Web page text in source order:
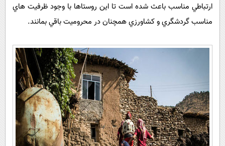
سلامت
محیط زیست
سفر و تفریح
سیاست خارجی
فرهنگ و هنر
علم و دانش
فناوری و It
علمی
اخبار کریپتو
قرآن
گوناگون
سرگرمی
باشگاه مغز
مجله تصویری سلاح
فیلم
اقتصاد
ورزش
سیاست
عصر ایران 2
خواندنی ها و دیدنی ها
داستان کوتاه
آموزش زبان
ارتباطي مناسب باعث شده است تا اين روستاها با وجود ظرفيت هاي
مناسب گردشگري و كشاورزي همچنان در محروميت باقي بمانند.